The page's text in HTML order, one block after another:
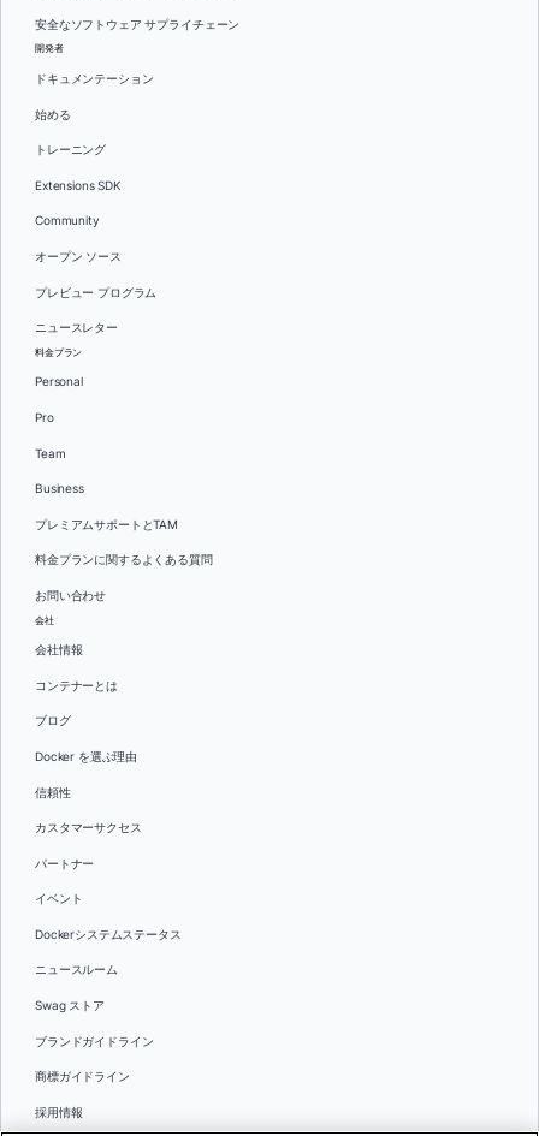
安全なソフトウェア サプライチェーン
開発者
ドキュメンテーション
始める
トレーニング
Extensions SDK
Community
オープン ソース
プレビュー プログラム
ニュースレター
料金プラン
Personal
Pro
Team
Business
プレミアムサポートとTAM
料金プランに関するよくある質問
お問い合わせ
会社
会社情報
コンテナーとは
ブログ
Docker を選ぶ理由
信頼性
カスタマーサクセス
パートナー
イベント
Dockerシステムステータス
ニュースルーム
Swag ストア
ブランドガイドライン
商標ガイドライン
採用情報